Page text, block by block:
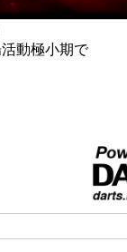
動極小期で